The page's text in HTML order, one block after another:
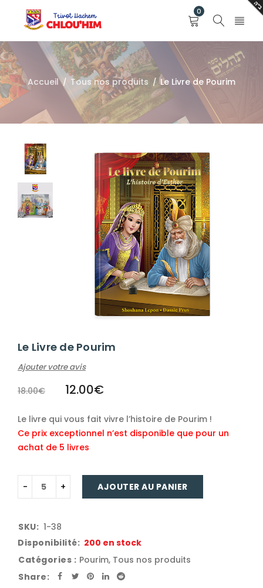
0
Accueil / Tous nos produits / Le Livre de Pourim
Le Livre de Pourim
Ajouter votre avis
18.00€ 12.00€
Le livre qui vous fait vivre l’histoire de Pourim !
Ce prix exceptionnel n’est disponible que pour un
achat de 5 livres
AJOUTER AU PANIER
SKU: 1-38
Disponibilité: 200 en stock
Catégories : Pourim, Tous nos produits
Share: